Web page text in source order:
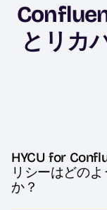
とリカ
HYCU for
リシーはどの
か？